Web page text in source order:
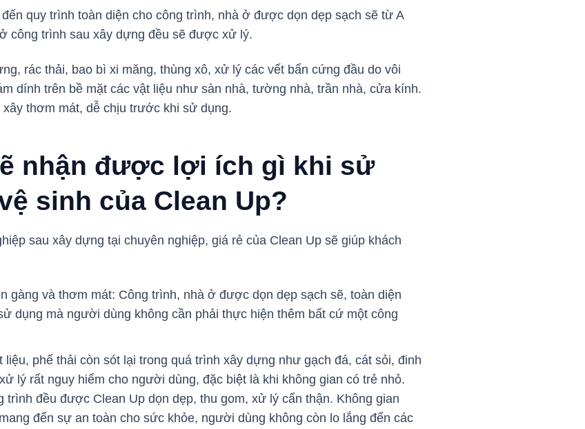
quy trình toàn diện cho công trình, nhà ở được dọn dẹp sạch sẽ từ A
công trình sau xây dựng đều sẽ được xử lý.
rác thải, bao bì xi măng, thùng xô, xử lý các vết bẩn cứng đầu do vôi
dính trên bề mặt các vật liệu như sàn nhà, tường nhà, trần nhà, cửa kính.
thơm mát, dễ chịu trước khi sử dụng.
nhận được lợi ích gì khi sử
sinh của Clean Up?
sau xây dựng tại chuyên nghiệp, giá rẻ của Clean Up sẽ giúp khách
gàng và thơm mát: Công trình, nhà ở được dọn dẹp sạch sẽ, toàn diện
dụng mà người dùng không cần phải thực hiện thêm bất cứ một công
liệu, phế thải còn sót lại trong quá trình xây dựng như gạch đá, cát sỏi, đinh
lý rất nguy hiểm cho người dùng, đặc biệt là khi không gian có trẻ nhỏ.
trình đều được Clean Up dọn dẹp, thu gom, xử lý cẩn thận. Không gian
đến sự an toàn cho sức khỏe, người dùng không còn lo lắng đến các